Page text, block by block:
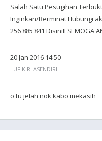
Salah Satu Pesugihan
Inginkan/Berminat Hubungi
256 885 841 DisiniII SEMOGA
20 Jan 2016 14:50
LUFIKIRLASENDIRI
o tu jelah nok kabo mekasih